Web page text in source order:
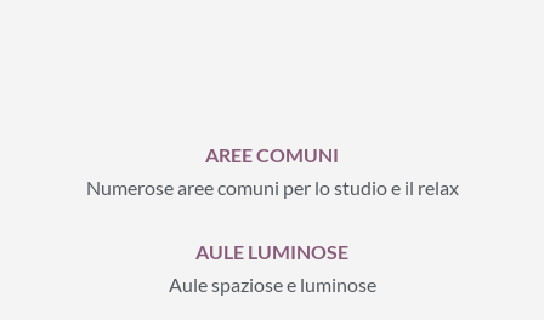
AREE COMUNI
Numerose aree comuni per lo studio e il relax
AULE LUMINOSE
Aule spaziose e luminose